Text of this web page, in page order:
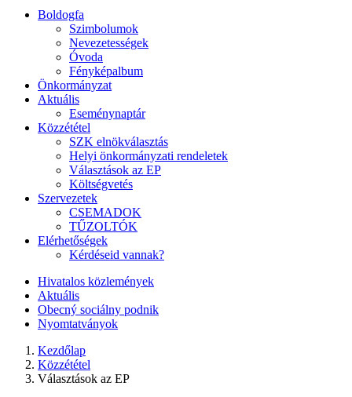
Boldogfa
Szimbolumok
Nevezetességek
Óvoda
Fényképalbum
Önkormányzat
Aktuális
Eseménynaptár
Közzététel
SZK elnökválasztás
Helyi önkormányzati rendeletek
Választások az EP
Költségvetés
Szervezetek
CSEMADOK
TŰZOLTÓK
Elérhetőségek
Kérdéseid vannak?
Hivatalos közlemények
Aktuális
Obecný sociálny podnik
Nyomtatványok
Kezdőlap
Közzététel
Választások az EP